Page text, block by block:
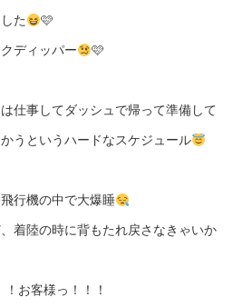
た 🩷
ディッパー 🩷
仕事してダッシュで帰って準備して
うというハードなスケジュール
行機の中で大爆睡
着陸の時に背もたれ戻さなきゃいか
お客様っ！！！